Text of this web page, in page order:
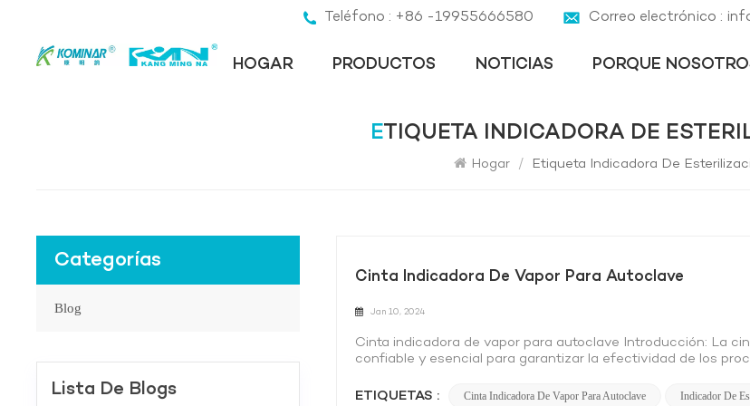
Teléfono : +86 -19955666580 Correo electrónico :
HOGAR PRODUCTOS NOTICIAS PORQUE
ETIQUETA INDICADORA DE
Hogar / Etiqueta Indicadora De
Cinta Indicadora De Vapor Para Autoclave
Jan 10, 2024
Cinta indicadora de vapor para autoclave Introducción: La
confiable y esencial para garantizar la efectividad de los
y conveniente de monitorear los ciclos del autoclave.
ETIQUETAS : Cinta Indicadora De Vapor Para Autoclave Indicador De
Categorías
Blog
Lista De Blogs